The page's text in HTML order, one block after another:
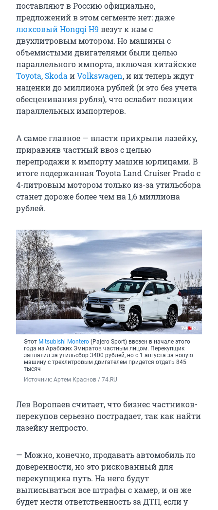
поставляют в Россию официально,
предложений в этом сегменте нет: даже
люксовый Hongqi H9 везут к нам с
двухлитровым мотором. Но машины с
объемистыми двигателями были целью
параллельного импорта, включая китайские
Toyota, Skoda иVolkswagen, и их теперь ждут
наценки до миллиона рублей (и это без учета
обесценивания рубля), что ослабит позиции
параллельных импортеров.
А самое главное — власти прикрыли лазейку,
приравняв частный ввоз с целью
перепродажи к импорту машин юрлицами. В
итоге подержанная Toyota Land Cruiser Prado с
4-литровым мотором только из-за утильсбора
станет дороже более чем на 1,6 миллиона
рублей.
Этот Mitsubishi Montero (Pajero Sport) ввезен в начале этого
года из Арабских Эмиратов частным лицом. Перекупщик
заплатил за утильсбор 3400 рублей, но с 1 августа за новую
машину с трехлитровым двигателем придется отдать 845
тысяч
Источник: Артем Краснов / 74.RU
Лев Воропаев считает, что бизнес частников-
перекупов серьезно пострадает, так как найти
лазейку непросто.
— Можно, конечно, продавать автомобиль по
доверенности, но это рискованный для
перекупщика путь. На него будут
выписываться все штрафы с камер, и он же
будет нести ответственность за ДТП, если у